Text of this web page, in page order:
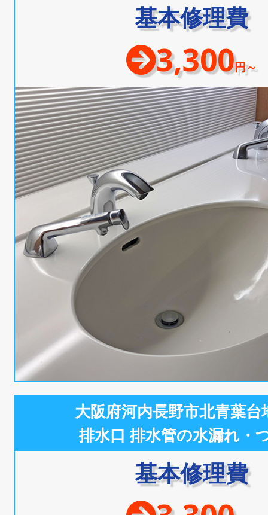
基本修理費
3,300円～
大阪府河内長野市北青葉台
排水口 排水管の水漏れ・
基本修理費